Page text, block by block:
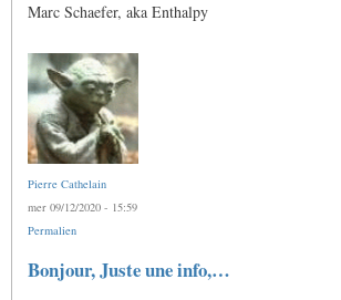
Marc Schaefer, aka Enthalpy
Pierre Cathelain
mer 09/12/2020 - 15:59
Permalien
Bonjour, Juste une info,…